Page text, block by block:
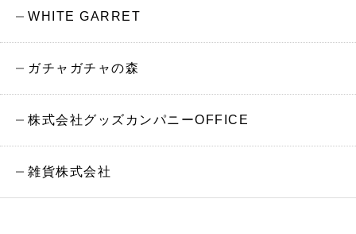
WHITE GARRET
ガチャガチャの森
株式会社グッズカンパニーOFFICE
雑貨株式会社